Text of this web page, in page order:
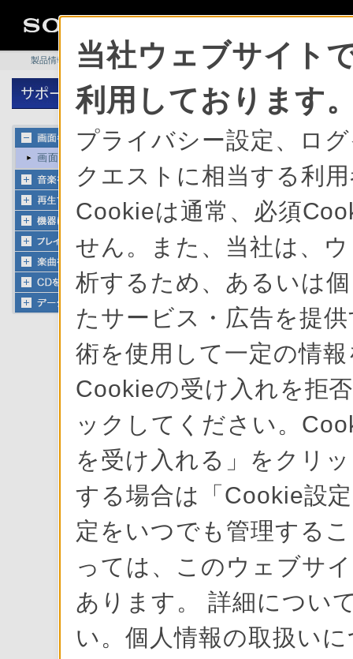
製品情報 総合サポート SonicStage V の基本的な使い方
画面各部の説明
当社ウェブサイト
利用しております
プライバシー設定、ロ
クエストに相当する利
Cookieは通常、必須
せん。また、当社は、
析するため、あるいは
たサービス・広告を提
術を使用して一定の情
Cookieの受け入れを拒
ックしてください。
を受け入れる」をクリ
する場合は「Cookie設
定をいつでも管理する
っては、このウェブサ
あります。 詳細につい
い。個人情報の取扱い